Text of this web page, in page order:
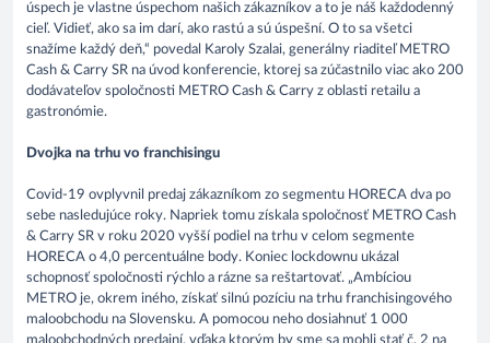
úspech je vlastne úspechom našich zákazníkov a to je náš každodenný
cieľ. Vidieť, ako sa im darí, ako rastú a sú úspešní. O to sa všetci
snažíme každý deň,“ povedal Karoly Szalai, generálny riaditeľ METRO
Cash & Carry SR na úvod konferencie, ktorej sa zúčastnilo viac ako 200
dodávateľov spoločnosti METRO Cash & Carry z oblasti retailu a
gastronómie.
Dvojka na trhu vo franchisingu
Covid-19 ovplyvnil predaj zákazníkom zo segmentu HORECA dva po
sebe nasledujúce roky. Napriek tomu získala spoločnosť METRO Cash
& Carry SR v roku 2020 vyšší podiel na trhu v celom segmente
HORECA o 4,0 percentuálne body. Koniec lockdownu ukázal
schopnosť spoločnosti rýchlo a rázne sa reštartovať. „Ambíciou
METRO je, okrem iného, získať silnú pozíciu na trhu franchisingového
maloobchodu na Slovensku. A pomocou neho dosiahnuť 1 000